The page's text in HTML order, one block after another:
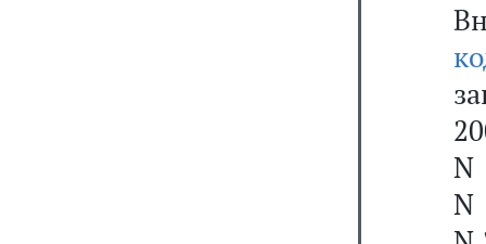
N
N